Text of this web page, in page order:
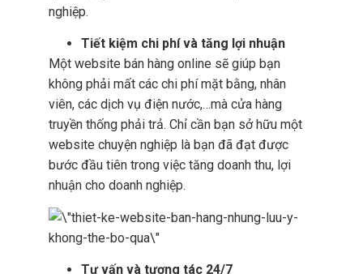
nghiệp.
Tiết kiệm chi phí và tăng lợi nhuận
Một website bán hàng online sẽ giúp bạn
không phải mất các chi phí mặt bằng, nhân
viên, các dịch vụ điện nước,…mà cửa hàng
truyền thống phải trả. Chỉ cần bạn sở hữu một
website chuyện nghiệp là bạn đã đạt được
bước đầu tiên trong việc tăng doanh thu, lợi
nhuận cho doanh nghiệp.
Tư vấn và tương tác 24/7